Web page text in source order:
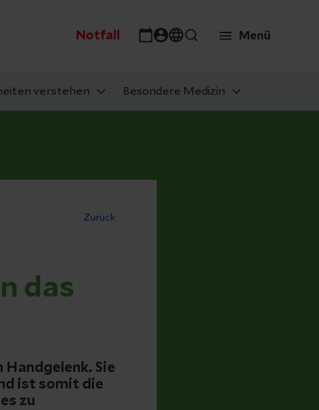
Notfall Menü
verstehen Besondere Medizin
Zurück
das
Handgelenk. Sie
ist somit die
zu